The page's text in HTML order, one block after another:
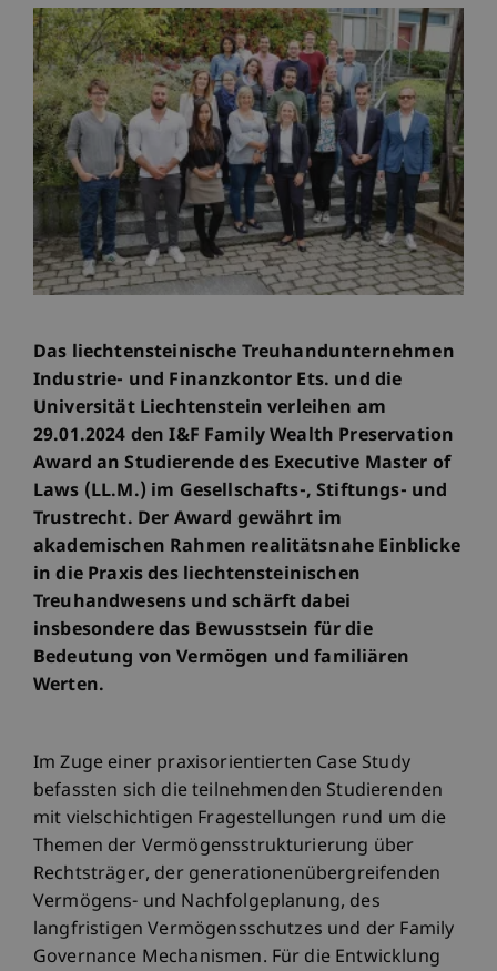
Das liechtensteinische Treuhandunternehmen
Industrie- und Finanzkontor Ets. und die
Universität Liechtenstein verleihen am
29.01.2024 den I&F Family Wealth Preservation
Award an Studierende des Executive Master of
Laws (LL.M.) im Gesellschafts-, Stiftungs- und
Trustrecht. Der Award gewährt im
akademischen Rahmen realitätsnahe Einblicke
in die Praxis des liechtensteinischen
Treuhandwesens und schärft dabei
insbesondere das Bewusstsein für die
Bedeutung von Vermögen und familiären
Werten.
Im Zuge einer praxisorientierten Case Study
befassten sich die teilnehmenden Studierenden
mit vielschichtigen Fragestellungen rund um die
Themen der Vermögensstrukturierung über
Rechtsträger, der generationenübergreifenden
Vermögens- und Nachfolgeplanung, des
langfristigen Vermögensschutzes und der Family
Governance Mechanismen. Für die Entwicklung